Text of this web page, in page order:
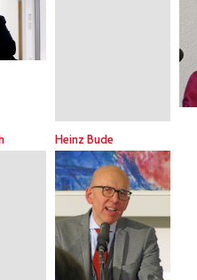
Heinz Bude